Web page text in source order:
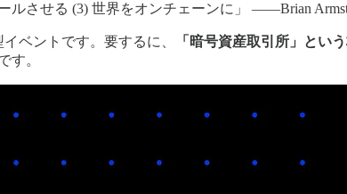
ルさせる (3) 世界をオンチェーンに」 ——Brian
ベントです。要するに、
「暗号資産取引所」とい
す。